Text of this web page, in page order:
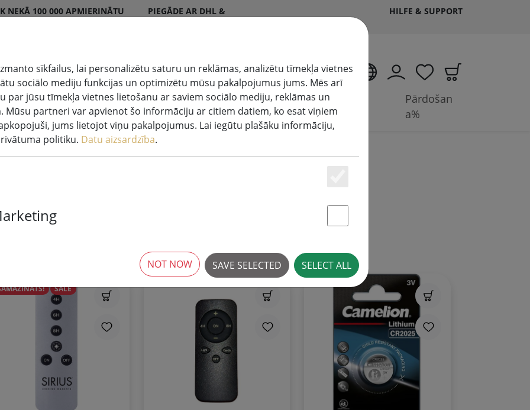
NEKĀ 100 000 APMIERINĀTU
PIEGĀDE AR DHL &
HILFE & SUPPORT
LV
Apgaismota
apdare
Sveces
LED
Pasaku gaismas
sistēmas
Piederumi un
akumulatori
(aktuelle Seite)
Pārdošan
a%
SALE
sīkfailus, lai personalizētu saturu un reklāmas, analizētu tīmekļa vietnes
sociālo mediju funkcijas un optimizētu mūsu pakalpojumus jums. Mēs arī
par jūsu tīmekļa vietnes lietošanu ar saviem sociālo mediju, reklāmas un
Mūsu partneri var apvienot šo informāciju ar citiem datiem, ko esat viņiem
jums lietojot viņu pakalpojumus. Lai iegūtu plašāku informāciju,
politiku. Datu aizsardzība.
SAVE SELECTED SELECT ALL
NOT NOW